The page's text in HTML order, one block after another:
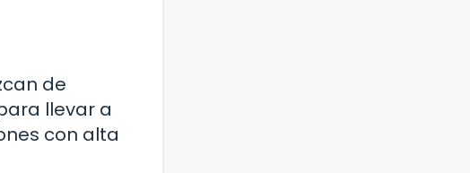
de
llevar a
con alta